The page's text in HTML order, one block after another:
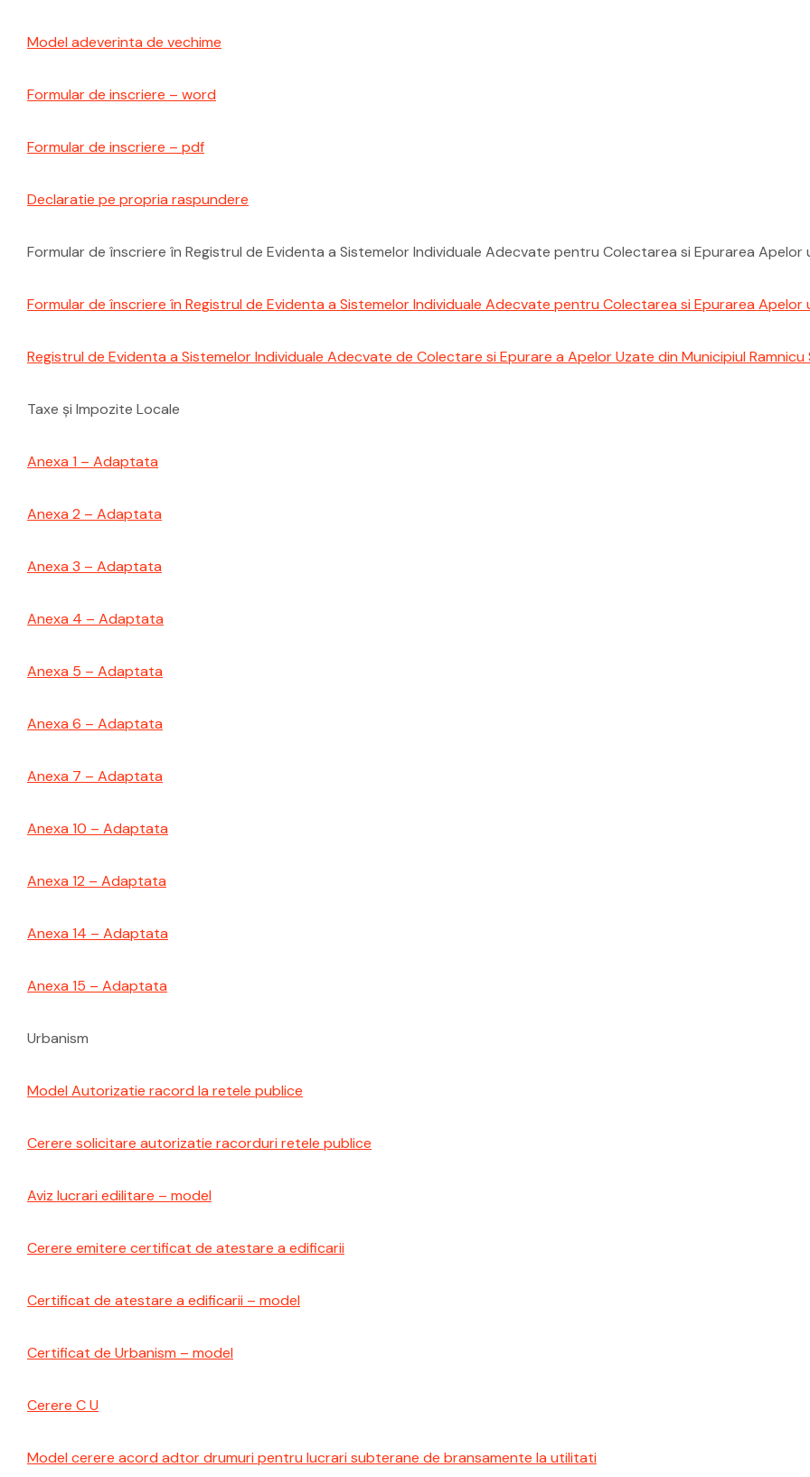
Model adeverinta de vechime
Formular de inscriere – word
Formular de inscriere – pdf
Declaratie pe propria raspundere
Formular de înscriere în Registrul de Evidenta a Sistemelor Individuale Adecvate pentru Colectarea si Epurarea Apelor
Formular de înscriere în Registrul de Evidenta a Sistemelor Individuale Adecvate pentru Colectarea si Epurarea Apelor
Registrul de Evidenta a Sistemelor Individuale Adecvate de Colectare si Epurare a Apelor Uzate din Municipiul Ramnicu
Taxe și Impozite Locale
Anexa 1 – Adaptata
Anexa 2 – Adaptata
Anexa 3 – Adaptata
Anexa 4 – Adaptata
Anexa 5 – Adaptata
Anexa 6 – Adaptata
Anexa 7 – Adaptata
Anexa 10 – Adaptata
Anexa 12 – Adaptata
Anexa 14 – Adaptata
Anexa 15 – Adaptata
Urbanism
Model Autorizatie racord la retele publice
Cerere solicitare autorizatie racorduri retele publice
Aviz lucrari edilitare – model
Cerere emitere certificat de atestare a edificarii
Certificat de atestare a edificarii – model
Certificat de Urbanism – model
Cerere C U
Model cerere acord adtor drumuri pentru lucrari subterane de bransamente la utilitati